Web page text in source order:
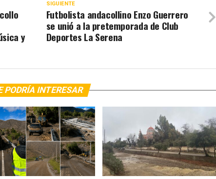
SIGUIENTE
Futbolista andacollino Enzo Guerrero
se unió a la pretemporada de Club
Deportes La Serena
y
PODRÍA INTERESAR